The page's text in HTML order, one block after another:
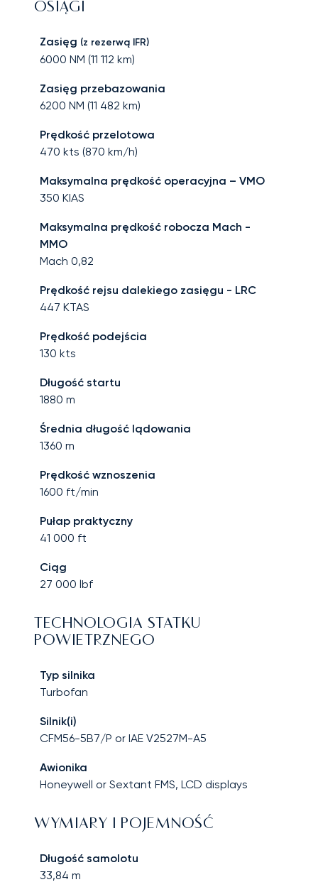
OSIĄGI
Zasięg (z rezerwą IFR)
6000 NM (11 112 km)
Zasięg przebazowania
6200 NM (11 482 km)
Prędkość przelotowa
470 kts (870 km/h)
Maksymalna prędkość operacyjna – VMO
350 KIAS
Maksymalna prędkość robocza Mach -
MMO
Mach 0,82
Prędkość rejsu dalekiego zasięgu - LRC
447 KTAS
Prędkość podejścia
130 kts
Długość startu
1880 m
Średnia długość lądowania
1360 m
Prędkość wznoszenia
1600 ft/min
Pułap praktyczny
41 000 ft
Ciąg
27 000 lbf
TECHNOLOGIA STATKU
POWIETRZNEGO
Typ silnika
Turbofan
Silnik(i)
CFM56-5B7/P or IAE V2527M-A5
Awionika
Honeywell or Sextant FMS, LCD displays
WYMIARY I POJEMNOŚĆ
Długość samolotu
33,84 m